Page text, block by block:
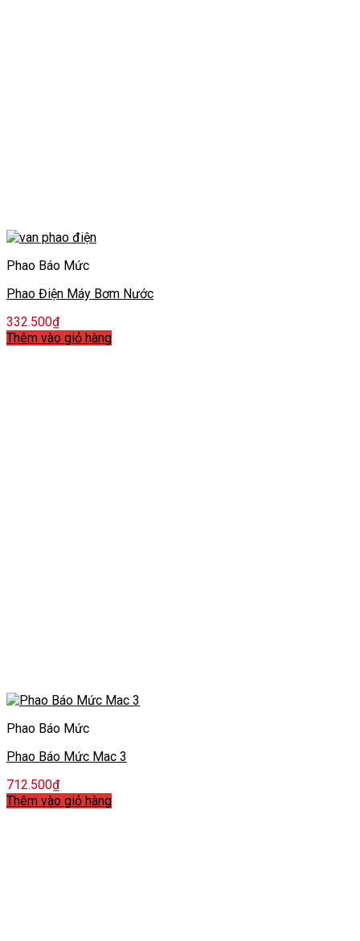
Phao Báo Mức
Phao Điện Máy Bơm Nước
332.500₫
Thêm vào giỏ hàng
Phao Báo Mức
Phao Báo Mức Mac 3
712.500₫
Thêm vào giỏ hàng